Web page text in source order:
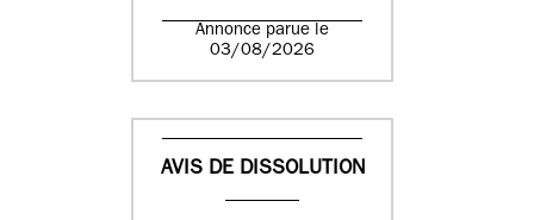
Annonce parue le
03/08/2026
AVIS DE DISSOLUTION